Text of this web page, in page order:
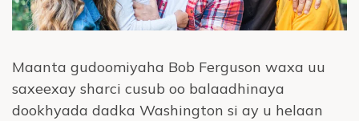
Maanta gudoomiyaha Bob Ferguson waxa uu
saxeexay sharci cusub oo balaadhinaya
dookhyada dadka Washington si ay u helaan